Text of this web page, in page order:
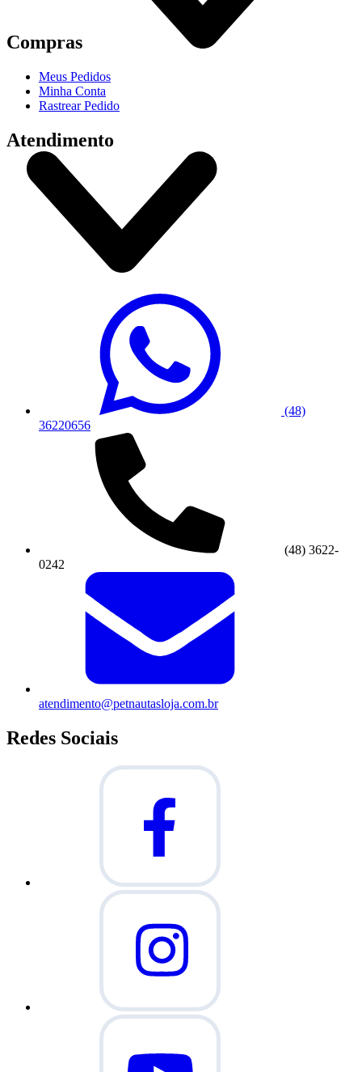
Compras
Meus Pedidos
Minha Conta
Rastrear Pedido
Atendimento
(48)
36220656
(48) 3622-
0242
atendimento@petnautasloja.com.br
Redes Sociais